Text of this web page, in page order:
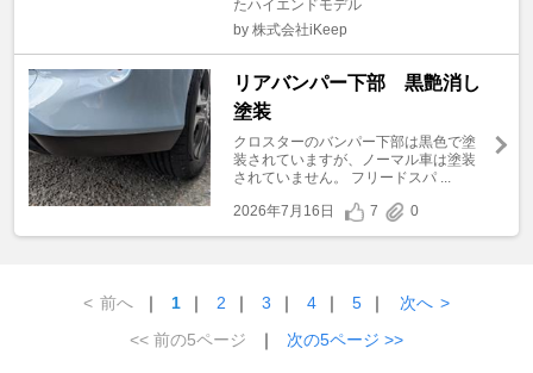
たハイエンドモデル
by 株式会社iKeep
リアバンパー下部 黒艶消し
塗装
クロスターのバンパー下部は黒色で塗
装されていますが、ノーマル車は塗装
されていません。 フリードスパ ...
2026年7月16日
7 0
< 前へ ｜ 1 ｜ 2 ｜ 3 ｜ 4 ｜ 5 ｜ 次へ >
<< 前の5ページ
｜ 次の5ページ >>